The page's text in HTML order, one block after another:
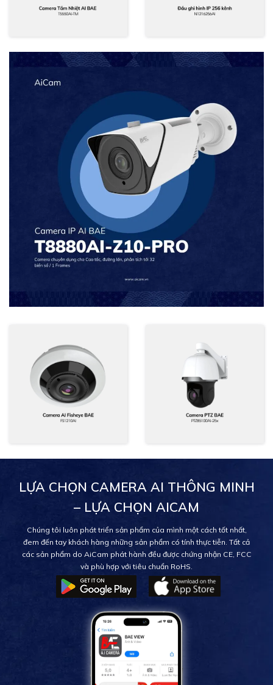
LỰA CHỌN CAMERA AI THÔNG MINH
– LỰA CHỌN AICAM
Chúng tôi luôn phát triển sản phẩm của mình một cách tốt nhất,
đem đến tay khách hàng những sản phẩm có tính thực tiễn. Tất cả
các sản phẩm do AiCam phát hành đều được chứng nhận CE, FCC
và phù hợp với tiêu chuẩn RoHS.